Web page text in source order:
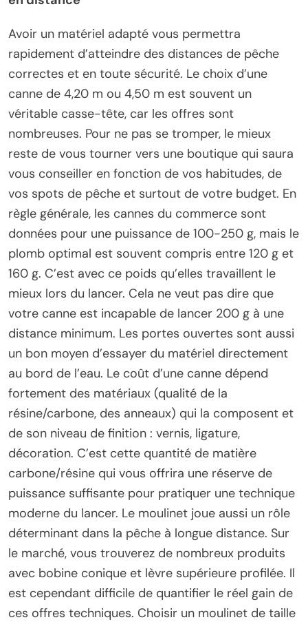
Avoir un matériel adapté vous permettra
rapidement d’atteindre des distances de pêche
correctes et en toute sécurité. Le choix d’une
canne de 4,20 m ou 4,50 m est souvent un
véritable casse-tête, car les offres sont
nombreuses. Pour ne pas se tromper, le mieux
reste de vous tourner vers une boutique qui saura
vous conseiller en fonction de vos habitudes, de
vos spots de pêche et surtout de votre budget. En
règle générale, les cannes du commerce sont
données pour une puissance de 100-250 g, mais le
plomb optimal est souvent compris entre 120 g et
160 g. C’est avec ce poids qu’elles travaillent le
mieux lors du lancer. Cela ne veut pas dire que
votre canne est incapable de lancer 200 g à une
distance minimum. Les portes ouvertes sont aussi
un bon moyen d’essayer du matériel directement
au bord de l’eau. Le coût d’une canne dépend
fortement des matériaux (qualité de la
résine/carbone, des anneaux) qui la composent et
de son niveau de finition : vernis, ligature,
décoration. C’est cette quantité de matière
carbone/résine qui vous offrira une réserve de
puissance suffisante pour pratiquer une technique
moderne du lancer. Le moulinet joue aussi un rôle
déterminant dans la pêche à longue distance. Sur
le marché, vous trouverez de nombreux produits
avec bobine conique et lèvre supérieure profilée. Il
est cependant difficile de quantifier le réel gain de
ces offres techniques. Choisir un moulinet de taille